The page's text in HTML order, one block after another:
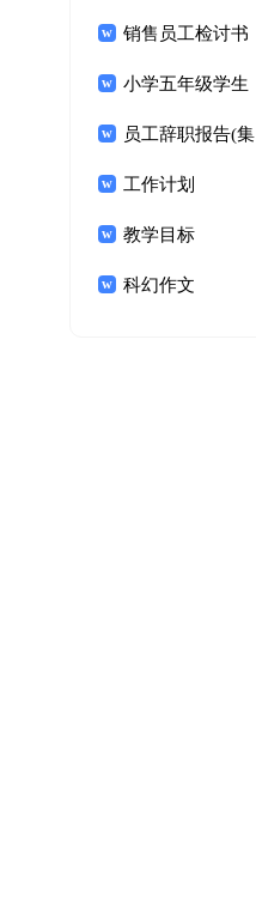
五篇销售员工检讨书
15篇小学五年级学生
期末评语
员工辞职报告(集
合15篇)
工作计划
教学目标
科幻作文